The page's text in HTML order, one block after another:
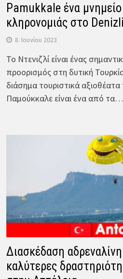
Pamukkale ένα
κληρονομιάς στο Denizli
8. Ιουνίου 2023
Το Ντενιζλί είναι ένας
προορισμός στη δυτική
διάσημα τουριστικά αξιοθέατα
Παμούκκαλε είναι ένα από τα…
Διασκέδαση αδρεναλίνη
καλύτερες